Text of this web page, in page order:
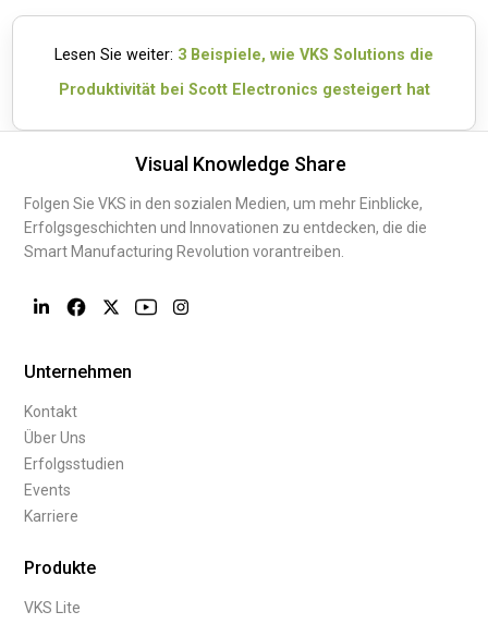
Lesen Sie weiter: 3 Beispiele, wie VKS Solutions die
Produktivität bei Scott Electronics gesteigert hat
Visual Knowledge Share
Folgen Sie VKS in den sozialen Medien, um mehr Einblicke,
Erfolgsgeschichten und Innovationen zu entdecken, die die
Smart Manufacturing Revolution vorantreiben.
Unternehmen
Kontakt
Über Uns
Erfolgsstudien
Events
Karriere
Produkte
VKS Lite